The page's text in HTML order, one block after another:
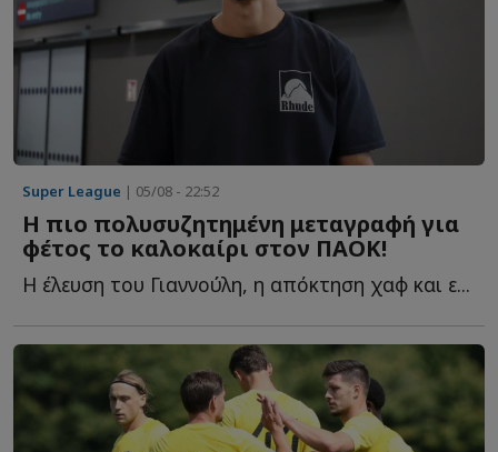
Super League | 05/08 - 22:52
Η πιο πολυσυζητημένη μεταγραφή για
φέτος το καλοκαίρι στον ΠΑΟΚ!
Η έλευση του Γιαννούλη, η απόκτηση χαφ και ε...